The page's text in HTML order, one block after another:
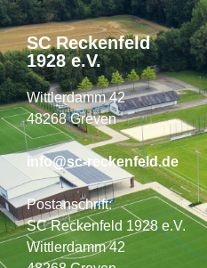
SC Reckenfeld
1928 e.V.
Wittlerdamm 42
48268 Greven
info@sc-reckenfeld.de
Postanschrift:
SC Reckenfeld 1928 e.V.
Wittlerdamm 42